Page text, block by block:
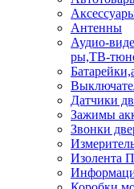
Антенны
Аудио-
ры,ТВ-
Датчики
Зажимы
Звонки
Изолента